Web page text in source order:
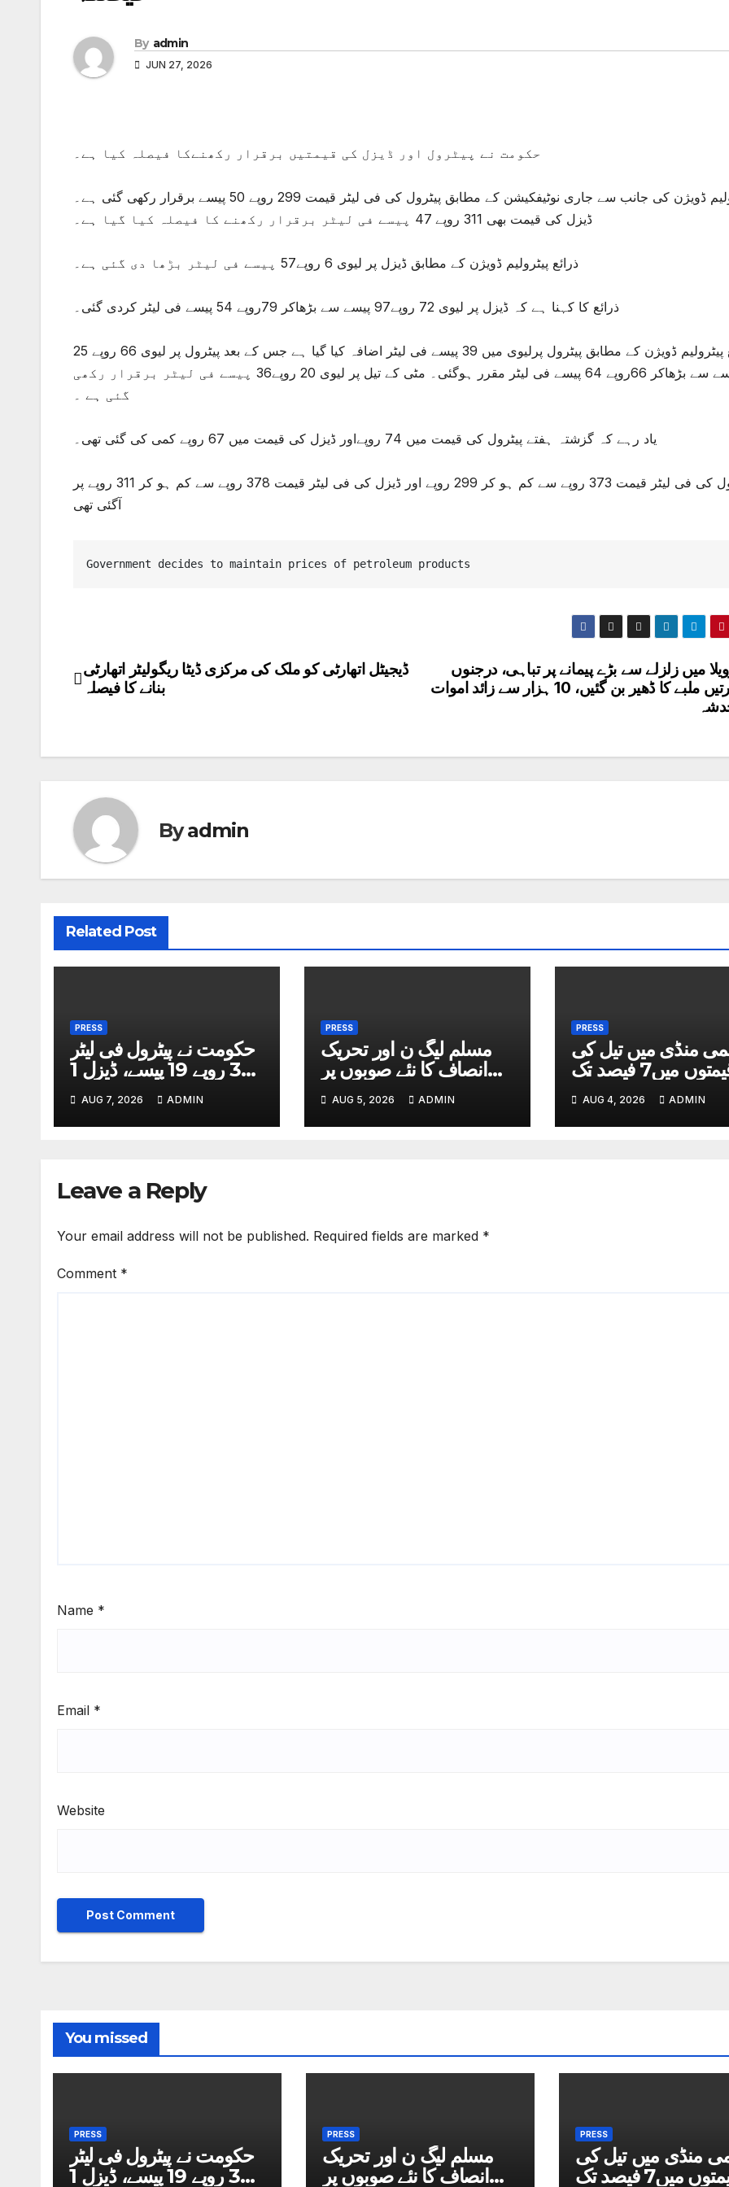
By admin
JUN 27, 2026
حکومت نے پیٹرول اور ڈیزل کی قیمتیں برقرار رکھنےکا فیصلہ کیا ہے۔
پیٹرولیم ڈویژن کی جانب سے جاری نوٹیفکیشن کے مطابق پیٹرول کی فی لیٹر قیمت 299 روپے 50 پیسے برقرار رکھی گئی ہے۔
ڈیزل کی قیمت بھی 311 روپے 47 پیسے فی لیٹر برقرار رکھنے کا فیصلہ کیا گیا ہے۔
ذرائع پیٹرولیم ڈویژن کے مطابق ڈیزل پر لیوی 6 روپے57 پیسے فی لیٹر بڑھا دی گئی ہے۔
ذرائع کا کہنا ہے کہ ڈیزل پر لیوی 72 روپے97 پیسے سے بڑھاکر 79روپے 54 پیسے فی لیٹر کردی گئی۔
ذرائع پیٹرولیم ڈویژن کے مطابق پیٹرول پرلیوی میں 39 پیسے فی لیٹر اضافہ کیا گیا ہے جس کے بعد پیٹرول پر لیوی 66 روپے 25
پیسے سے بڑھاکر 66روپے 64 پیسے فی لیٹر مقرر ہوگئی۔ مٹی کے تیل پر لیوی 20 روپے36 پیسے فی لیٹر برقرار رکھی
گئی ہے ۔
یاد رہے کہ گزشتہ ہفتے پیٹرول کی قیمت میں 74 روپےاور ڈیزل کی قیمت میں 67 روپے کمی کی گئی تھی۔
پیٹرول کی فی لیٹر قیمت 373 روپے سے کم ہو کر 299 روپے اور ڈیزل کی فی لیٹر قیمت 378 روپے سے کم ہو کر 311 روپے پر
آگئی تھی
Government decides to maintain prices of petroleum products
Post
میں زلزلے سے بڑے پیمانے پر تباہی، درجنوں
عمارتیں ملبے کا ڈھیر بن گئیں، 10 ہزار سے زائد اموات
ڈیجیٹل اتھارٹی کو ملک کی مرکزی ڈیٹا ریگولیٹر اتھارٹی
بنانے کا فیصلہ
Byadmin
Related Post
PRESS
حکومت نے پیٹرول فی لیٹر
3 روپے 19 پیسے، ڈیزل 1
AUG 7, 2026 ADMIN
PRESS
مسلم لیگ ن اور تحریک
انصاف کا نئے صوبوں پر
اتفاق
AUG 5, 2026 ADMIN
PRESS
منڈی میں تیل کی
قیمتوں میں7 فیصد تک
کمی
AUG 4, 2026 ADMIN
Leave a Reply
Your email address will not be published. Required fields are marked *
Comment *
Name *
Email *
Website
You missed
PRESS
حکومت نے پیٹرول فی لیٹر
3 روپے 19 پیسے، ڈیزل 1
PRESS
مسلم لیگ ن اور تحریک
انصاف کا نئے صوبوں پر
PRESS
منڈی میں تیل کی
قیمتوں میں7 فیصد تک